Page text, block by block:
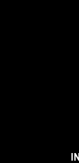
Formati